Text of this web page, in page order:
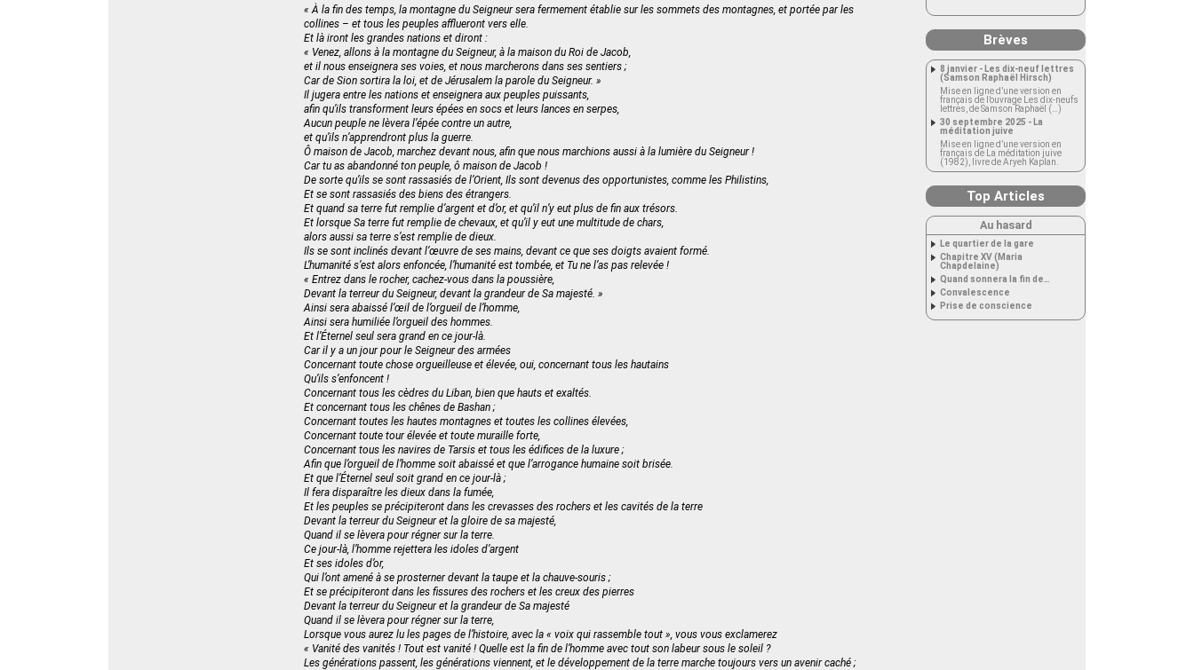
« À la fin des temps, la montagne du Seigneur sera fermement établie sur les sommets des montagnes, et portée par les
collines – et tous les peuples afflueront vers elle.
Et là iront les grandes nations et diront :
« Venez, allons à la montagne du Seigneur, à la maison du Roi de Jacob,
et il nous enseignera ses voies, et nous marcherons dans ses sentiers ;
Car de Sion sortira la loi, et de Jérusalem la parole du Seigneur. »
Il jugera entre les nations et enseignera aux peuples puissants,
afin qu’ils transforment leurs épées en socs et leurs lances en serpes,
Aucun peuple ne lèvera l’épée contre un autre,
et qu’ils n’apprendront plus la guerre.
Ô maison de Jacob, marchez devant nous, afin que nous marchions aussi à la lumière du Seigneur !
Car tu as abandonné ton peuple, ô maison de Jacob !
De sorte qu’ils se sont rassasiés de l’Orient, Ils sont devenus des opportunistes, comme les Philistins,
Et se sont rassasiés des biens des étrangers.
Et quand sa terre fut remplie d’argent et d’or, et qu’il n’y eut plus de fin aux trésors.
Et lorsque Sa terre fut remplie de chevaux, et qu’il y eut une multitude de chars,
alors aussi sa terre s’est remplie de dieux.
Ils se sont inclinés devant l’œuvre de ses mains, devant ce que ses doigts avaient formé.
L’humanité s’est alors enfoncée, l’humanité est tombée, et Tu ne l’as pas relevée !
« Entrez dans le rocher, cachez-vous dans la poussière,
Devant la terreur du Seigneur, devant la grandeur de Sa majesté. »
Ainsi sera abaissé l’œil de l’orgueil de l’homme,
Ainsi sera humiliée l’orgueil des hommes.
Et l’Éternel seul sera grand en ce jour-là.
Car il y a un jour pour le Seigneur des armées
Concernant toute chose orgueilleuse et élevée, oui, concernant tous les hautains
Qu’ils s’enfoncent !
Concernant tous les cèdres du Liban, bien que hauts et exaltés.
Et concernant tous les chênes de Bashan ;
Concernant toutes les hautes montagnes et toutes les collines élevées,
Concernant toute tour élevée et toute muraille forte,
Concernant tous les navires de Tarsis et tous les édifices de la luxure ;
Afin que l’orgueil de l’homme soit abaissé et que l’arrogance humaine soit brisée.
Et que l’Éternel seul soit grand en ce jour-là ;
Il fera disparaître les dieux dans la fumée,
Et les peuples se précipiteront dans les crevasses des rochers et les cavités de la terre
Devant la terreur du Seigneur et la gloire de sa majesté,
Quand il se lèvera pour régner sur la terre.
Ce jour-là, l’homme rejettera les idoles d’argent
Et ses idoles d’or,
Qui l’ont amené à se prosterner devant la taupe et la chauve-souris ;
Et se précipiteront dans les fissures des rochers et les creux des pierres
Devant la terreur du Seigneur et la grandeur de Sa majesté
Quand il se lèvera pour régner sur la terre,
Lorsque vous aurez lu les pages de l’histoire, avec la « voix qui rassemble tout », vous vous exclamerez
« Vanité des vanités ! Tout est vanité ! Quelle est la fin de l’homme avec tout son labeur sous le soleil ?
Les générations passent, les générations viennent, et le développement de la terre marche toujours vers un avenir caché ;
Brèves
8 janvier - Les dix-neuf lettres
(Samson Raphaël Hirsch)
Mise en ligne d’une version en
français de l’ouvrage Les dix-neufs
lettres, de Samson Raphaël (…)
30 septembre 2025 - La
méditation juive
Mise en ligne d’une version en
français de La méditation juive
(1982), livre de Aryeh Kaplan.
Top Articles
Au hasard
Le quartier de la gare
Chapitre XV (Maria
Chapdelaine)
Quand sonnera la fin de…
Convalescence
Prise de conscience